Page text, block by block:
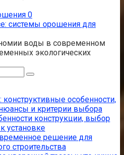
0
системы орошения для
воды в современном
экологических
конструктивные особенности,
и критерии выбора
конструкции, выбор
установке
решение для
строительства